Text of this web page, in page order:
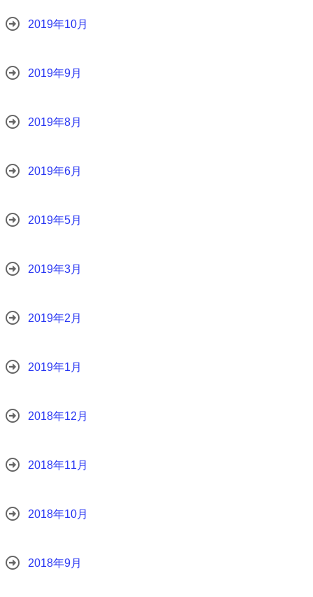
2019年10月
2019年9月
2019年8月
2019年6月
2019年5月
2019年3月
2019年2月
2019年1月
2018年12月
2018年11月
2018年10月
2018年9月